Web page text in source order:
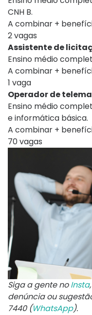
CNH B.
A combinar +
2 vagas
Assistente de
Ensino médio
A combinar +
1 vaga
Operador de
Ensino médio
e informática básica.
A combinar +
70 vagas
Siga a gente noInsta,
denúncia ou
7440 (WhatsApp).